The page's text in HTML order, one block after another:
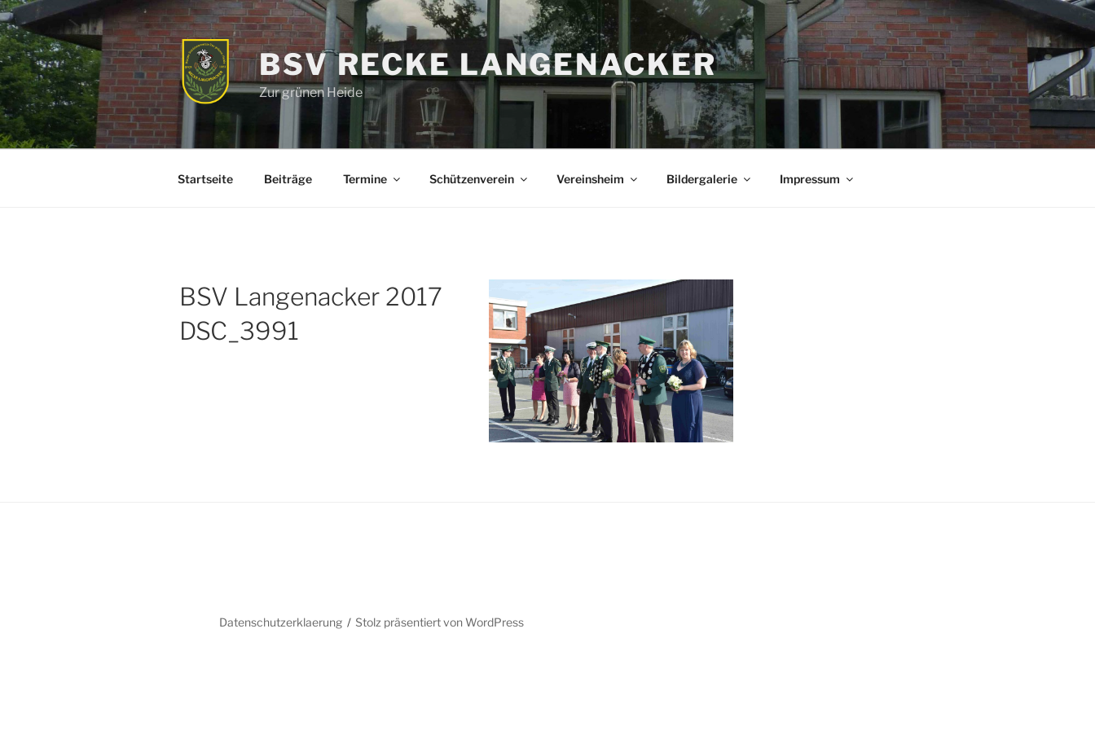
Zum
Inhalt
springen
BSV RECKE LANGENACKER
Zur grünen Heide
Startseite Beiträge Termine Schützenverein Vereinsheim Bildergalerie Impressum
BSV Langenacker 2017
DSC_3991
Datenschutzerklaerung Stolz präsentiert von WordPress